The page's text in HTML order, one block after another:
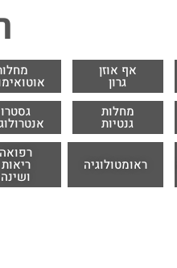
אף אוזן
גרון
מחלות
גנטיות
גסטרו
ראומטולוגיה
רפואה
ריאות
ושינה